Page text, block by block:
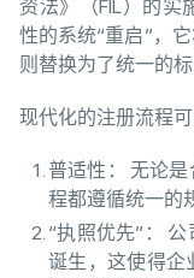
资法》（FIL）的实
性的系统“重启”，
则替换为了统一的标
现代化的注册流程
普适性： 无论
程都遵循统一的
“执照优先”：
诞生，这使得企